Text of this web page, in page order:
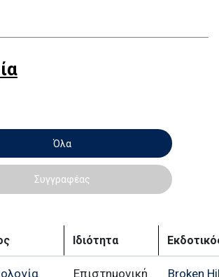
Όλα
Συγγραφέας
Ιδιότητα
Επιστημονική
Broken